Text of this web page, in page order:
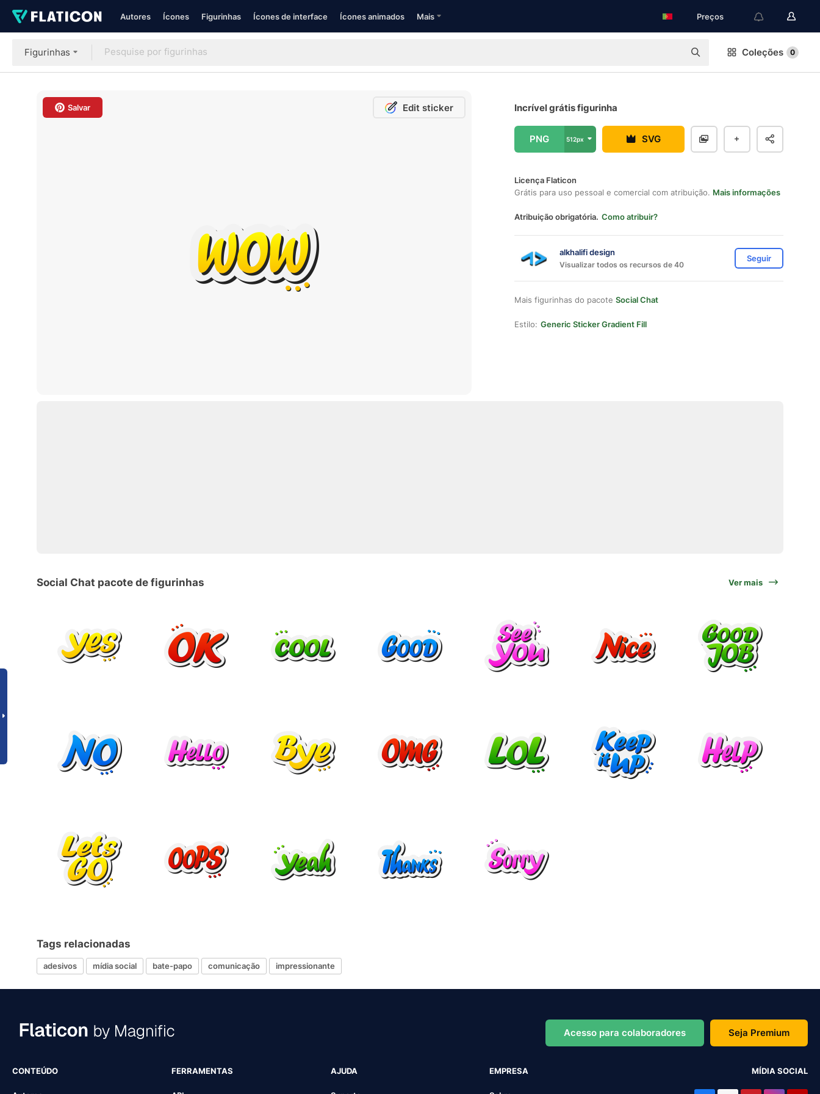
Autores Ícones Figurinhas Ícones de interface Ícones animados Mais Preços
Figurinhas Coleções 0
Salvar Edit sticker Incrível grátis figurinha
PNG 512px SVG
Licença Flaticon
Grátis para uso pessoal e comercial com atribuição. Mais informações
Atribuição obrigatória. Como atribuir?
alkhalifi design
Visualizar todos os recursos de 40
Seguir
Mais figurinhas do pacote Social Chat
Estilo: Generic Sticker Gradient Fill
Social Chat pacote de figurinhas Ver mais
Tags relacionadas
adesivos mídia social bate-papo comunicação impressionante
Acesso para colaboradores Seja Premium
CONTEÚDO FERRAMENTAS AJUDA EMPRESA MÍDIA SOCIAL